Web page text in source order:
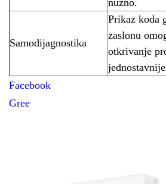
Samodijagnostika
Prikaz koda
zaslonu
otkrivanje
Facebook
Gree